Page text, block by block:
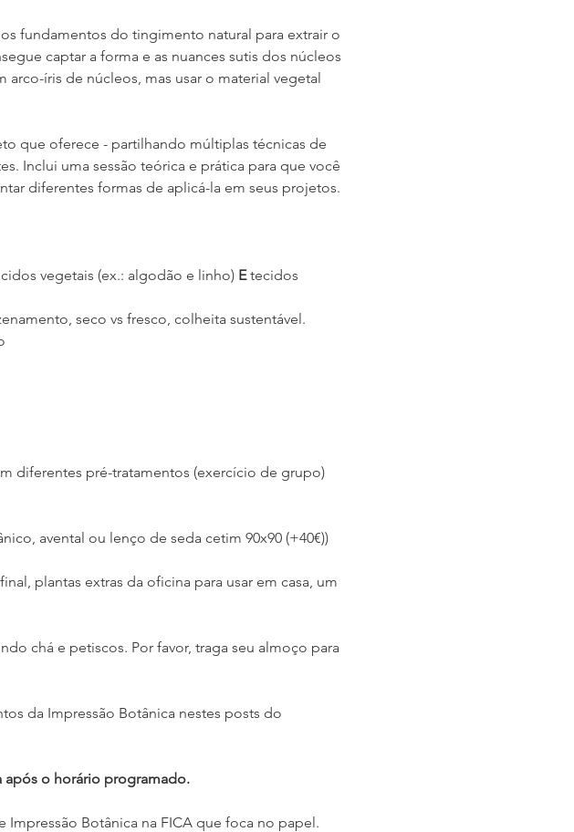
fundamentos do tingimento natural para extrair o
captar a forma e as nuances sutis dos núcleos
íris de núcleos, mas usar o material vegetal
que oferece - partilhando múltiplas técnicas de
Inclui uma sessão teórica e prática para que você
diferentes formas de aplicá-la em seus projetos.
vegetais (ex.: algodão e linho) E tecidos
seco vs fresco, colheita sustentável.
diferentes pré-tratamentos (exercício de grupo)
avental ou lenço de seda cetim 90x90 (+40€))
plantas extras da oficina para usar em casa, um
chá e petiscos. Por favor, traga seu almoço para
da Impressão Botânica nestes posts do
após o horário programado.
Botânica na FICA que foca no papel.